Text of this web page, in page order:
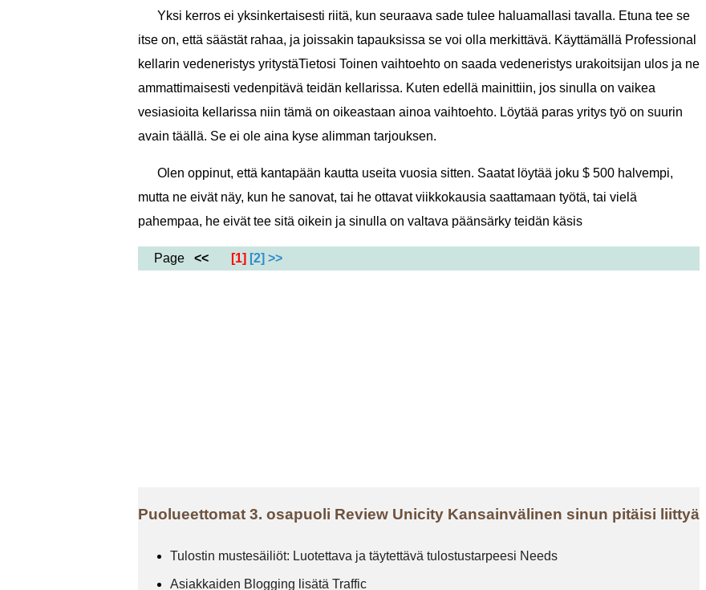
Yksi kerros ei yksinkertaisesti riitä, kun seuraava sade tulee haluamallasi tavalla. Etuna tee se
itse on, että säästät rahaa, ja joissakin tapauksissa se voi olla merkittävä. Käyttämällä Professional
kellarin vedeneristys yritystäTietosi Toinen vaihtoehto on saada vedeneristys urakoitsijan ulos ja ne
ammattimaisesti vedenpitävä teidän kellarissa. Kuten edellä mainittiin, jos sinulla on vaikea
vesiasioita kellarissa niin tämä on oikeastaan ​​ainoa vaihtoehto. Löytää paras yritys työ on suurin
avain täällä. Se ei ole aina kyse alimman tarjouksen.
Olen oppinut, että kantapään kautta useita vuosia sitten. Saatat löytää joku $ 500 halvempi,
mutta ne eivät näy, kun he sanovat, tai he ottavat viikkokausia saattamaan työtä, tai vielä
pahempaa, he eivät tee sitä oikein ja sinulla on valtava päänsärky teidän käsis
Page << [1] [2] >>
Puolueettomat 3. osapuoli Review Unicity Kansainvälinen sinun pitäisi liittyä?
Tulostin mustesäiliöt: Luotettava ja täytettävä tulostustarpeesi Needs
Asiakkaiden Blogging lisätä Traffic